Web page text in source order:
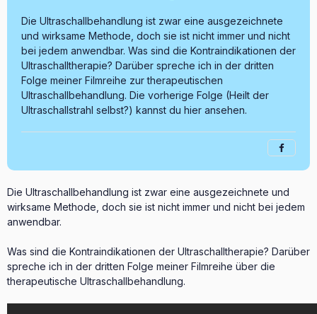
Die Ultraschallbehandlung ist zwar eine ausgezeichnete
und wirksame Methode, doch sie ist nicht immer und nicht
bei jedem anwendbar. Was sind die Kontraindikationen der
Ultraschalltherapie? Darüber spreche ich in der dritten
Folge meiner Filmreihe zur therapeutischen
Ultraschallbehandlung. Die vorherige Folge (Heilt der
Ultraschallstrahl selbst?) kannst du hier ansehen.
Die Ultraschallbehandlung ist zwar eine ausgezeichnete und
wirksame Methode, doch sie ist nicht immer und nicht bei jedem
anwendbar.
Was sind die Kontraindikationen der Ultraschalltherapie? Darüber
spreche ich in der dritten Folge meiner Filmreihe über die
therapeutische Ultraschallbehandlung.